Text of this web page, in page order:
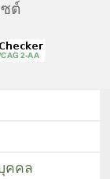
ต์
คคล